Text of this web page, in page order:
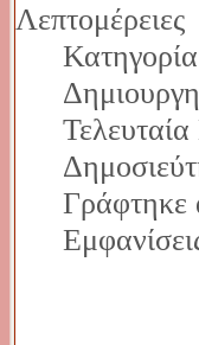
Λεπτομέρειες
Γράφτηκε